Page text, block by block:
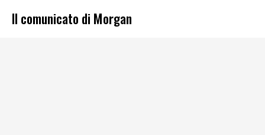
Il comunicato di Morgan